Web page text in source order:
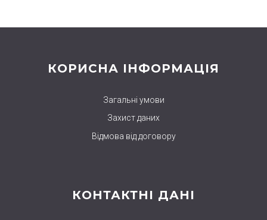
КОРИСНА ІНФОРМАЦІЯ
Загальні умови
Захист даних
Відмова від договору
КОНТАКТНІ ДАНІ